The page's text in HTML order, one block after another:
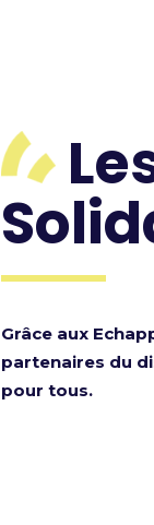
Grâce aux
partenaires du
pour tous.